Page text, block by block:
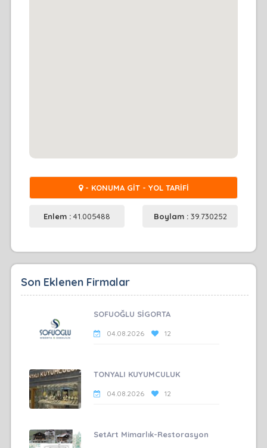
- KONUMA GİT - YOL TARİFİ
Enlem :41.005488 Boylam : 39.730252
Son Eklenen Firmalar
SOFUOĞLU SİGORTA
04.08.2026 12
TONYALI KUYUMCULUK
04.08.2026 12
SetArt Mimarlık-Restorasyon